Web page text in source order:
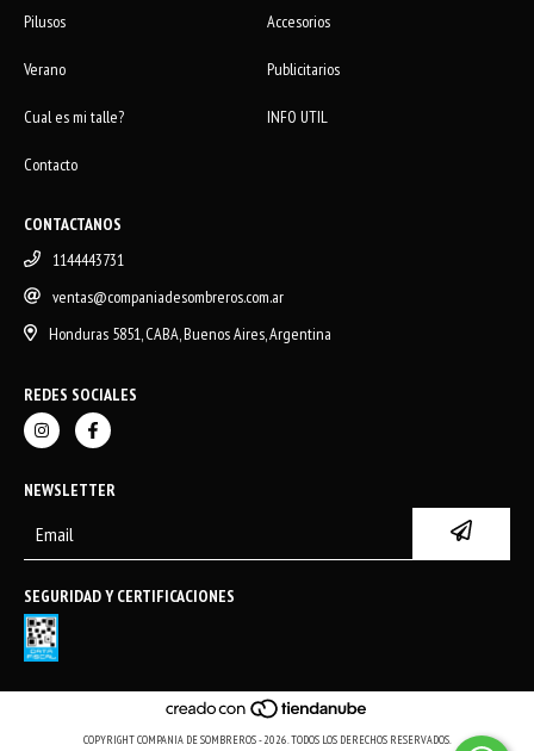
Pilusos Accesorios
Verano Publicitarios
Cual es mi talle? INFO UTIL
Contacto
CONTACTANOS
1144443731
ventas@companiadesombreros.com.ar
Honduras 5851, CABA, Buenos Aires, Argentina
REDES SOCIALES
NEWSLETTER
SEGURIDAD Y CERTIFICACIONES
COPYRIGHT COMPANIA DE SOMBREROS - 2026. TODOS LOS DERECHOS RESERVADOS.